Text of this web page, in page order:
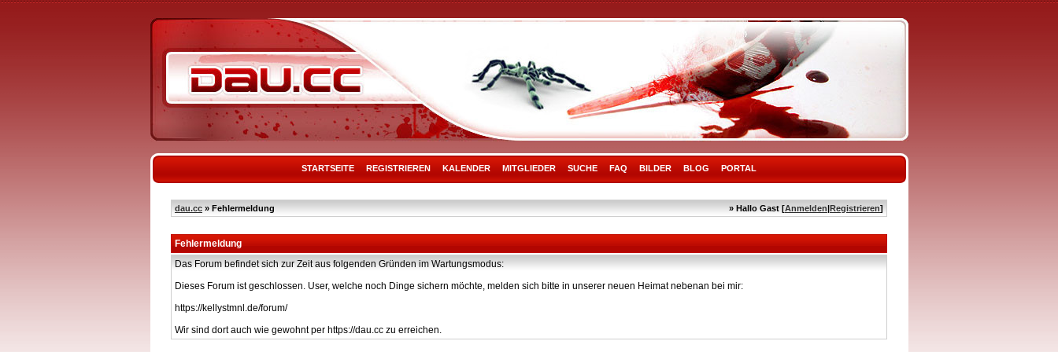
STARTSEITE REGISTRIEREN KALENDER MITGLIEDER SUCHE FAQ BILDER BLOG PORTAL
dau.cc » Fehlermeldung » Hallo Gast [Anmelden|Registrieren]
Fehlermeldung
Das Forum befindet sich zur Zeit aus folgenden Gründen im Wartungsmodus:
Dieses Forum ist geschlossen. User, welche noch Dinge sichern möchte, melden sich bitte in unserer neuen Heimat nebenan bei mir:
https://kellystmnl.de/forum/
Wir sind dort auch wie gewohnt per https://dau.cc zu erreichen.